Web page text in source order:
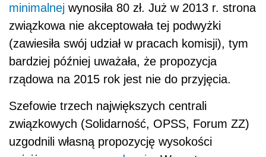
minimalnej wynosiła 80 zł. Już w 2013 r. strona
związkowa nie akceptowała tej podwyżki
(zawiesiła swój udział w pracach komisji), tym
bardziej później uważała, że propozycja
rządowa na 2015 rok jest nie do przyjęcia.
Szefowie trzech największych centrali
związkowych (Solidarność, OPSS, Forum ZZ)
uzgodnili własną propozycję wysokości